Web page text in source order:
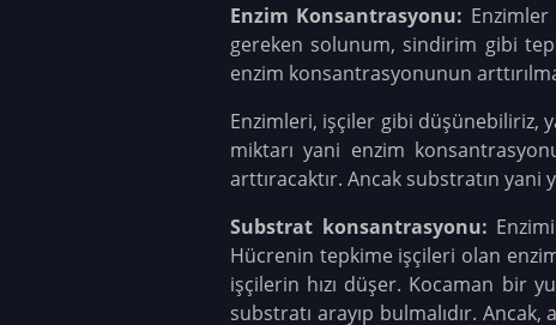
Enzim Konsantrasyonu:
gereken solunum, sindirim gibi
enzim konsantrasyonunun
Enzimleri, işçiler gibi düşünebiliriz,
miktarı yani enzim
arttıracaktır. Ancak substratın yani
Substrat konsantrasyonu:
Hücrenin tepkime işçileri olan
işçilerin hızı düşer. Kocaman bir
substratı arayıp bulmalıdır.